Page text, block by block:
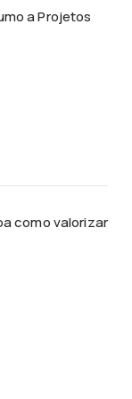
a Projetos
como valorizar